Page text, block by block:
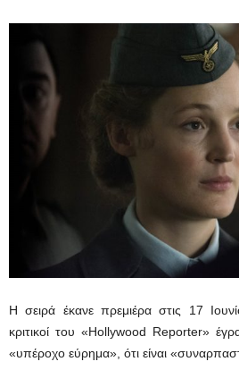
Η σειρά έκανε πρεμιέρα στις 17
κριτικοί του «Hollywood Reporter»
«υπέροχο εύρημα», ότι είναι